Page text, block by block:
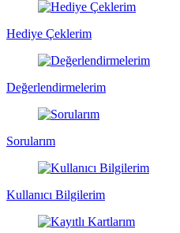
Hediye Çeklerim
Değerlendirmelerim
Sorularım
Kullanıcı Bilgilerim